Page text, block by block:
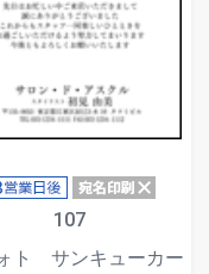
107
ト サンキューカー